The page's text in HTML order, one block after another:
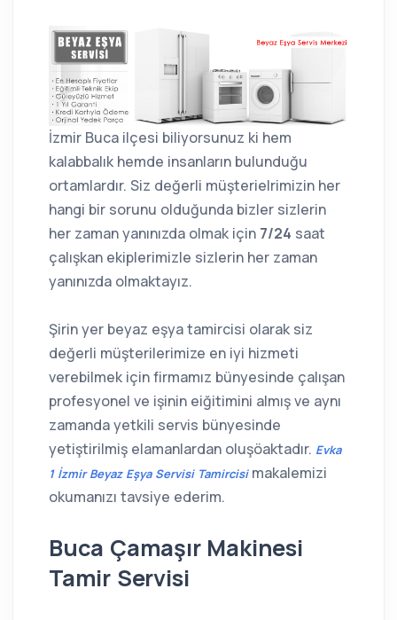
İzmir Buca ilçesi biliyorsunuz ki hem
kalabbalık hemde insanların bulunduğu
ortamlardır. Siz değerli müşterielrimizin her
hangi bir sorunu olduğunda bizler sizlerin
her zaman yanınızda olmak için 7/24 saat
çalışkan ekiplerimizle sizlerin her zaman
yanınızda olmaktayız.
Şirin yer beyaz eşya tamircisi olarak siz
değerli müşterilerimize en iyi hizmeti
verebilmek için firmamız bünyesinde çalışan
profesyonel ve işinin eiğitimini almış ve aynı
zamanda yetkili servis bünyesinde
yetiştirilmiş elamanlardan oluşöaktadır. Evka
1 İzmir Beyaz Eşya Servisi Tamircisimakalemizi
okumanızı tavsiye ederim.
Buca Çamaşır Makinesi
Tamir Servisi